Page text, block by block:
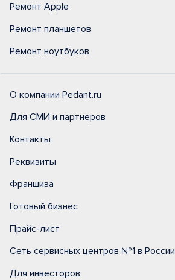
Ремонт Apple
Ремонт планшетов
Ремонт ноутбуков
О компании Pedant.ru
Для СМИ и партнеров
Контакты
Реквизиты
Франшиза
Готовый бизнес
Прайс-лист
Сеть сервисных центров №1 в России
Для инвесторов